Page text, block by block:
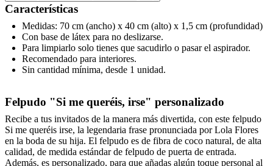
Características
Medidas: 70 cm (ancho) x 40 cm (alto) x 1,5 cm (profundidad)
Con base de látex para no deslizarse.
Para limpiarlo solo tienes que sacudirlo o pasar el aspirador.
Recomendado para interiores.
Sin cantidad mínima, desde 1 unidad.
Felpudo "Si me queréis, irse" personalizado
Recibe a tus invitados de la manera más divertida, con este felpudo
Si me queréis irse, la legendaria frase pronunciada por Lola Flores
en la boda de su hija. El felpudo es de fibra de coco natural, de alta
calidad, de medida estándar de felpudo de puerta de entrada.
Además, es personalizado, para que añadas algún toque personal al